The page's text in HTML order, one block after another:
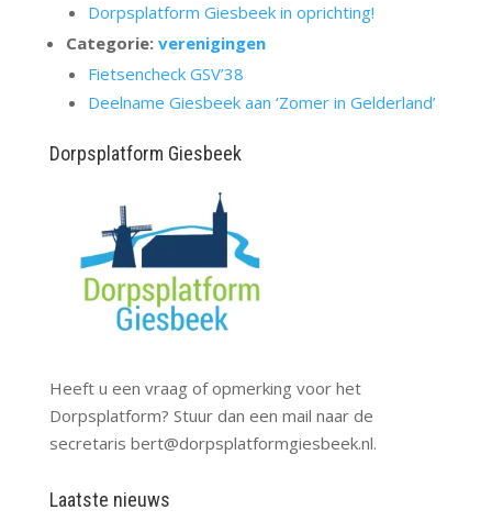
Dorpsplatform Giesbeek in oprichting!
Categorie: verenigingen
Fietsencheck GSV’38
Deelname Giesbeek aan ‘Zomer in Gelderland’
Dorpsplatform Giesbeek
Heeft u een vraag of opmerking voor het
Dorpsplatform? Stuur dan een mail naar de
secretaris bert@dorpsplatformgiesbeek.nl.
Laatste nieuws